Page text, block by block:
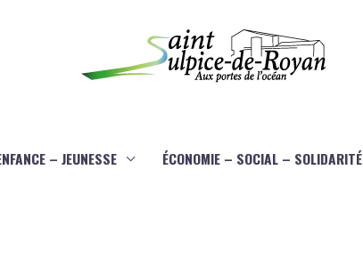
– JEUNESSE ÉCONOMIE – SOCIAL – SOLIDARITÉ